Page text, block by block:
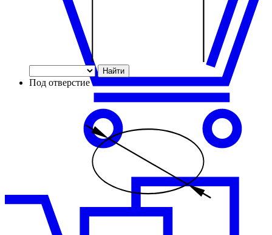
Найти
Под отверстие